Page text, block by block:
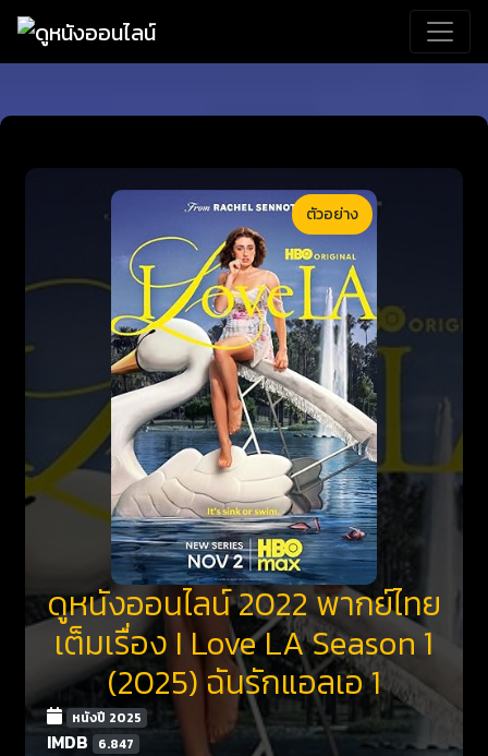
ตัวอย่าง
ดูหนังออนไลน์ 2022 พากย์ไทย
เต็มเรื่อง I Love LA Season 1
(2025) ฉันรักแอลเอ 1
หนังปี 2025
IMDB 6.847